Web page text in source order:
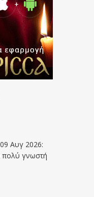
Αυγ 2026:
πολύ γνωστή